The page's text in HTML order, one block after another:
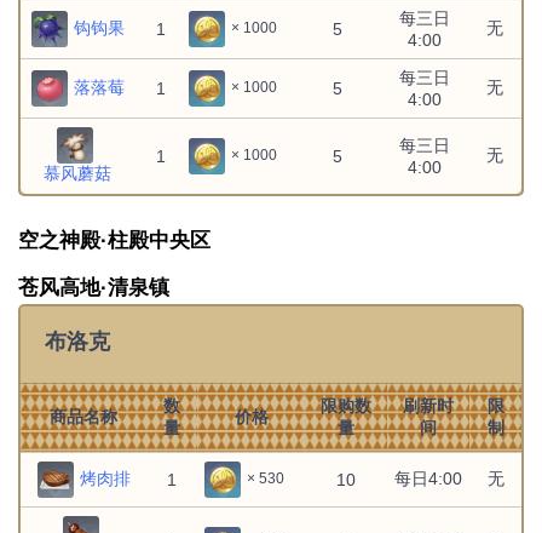
钩钩果 1 × 1000 5
每三日
4:00
无
落落莓 1 × 1000 5
每三日
4:00
无
慕风蘑菇
1 × 1000 5
每三日
4:00
无
空之神殿·柱殿中央区
苍风高地·清泉镇
布洛克
商品名称
数
量
价格
限购数
量
刷新时
间
限
制
烤肉排 1 × 530 10 每日4:00 无